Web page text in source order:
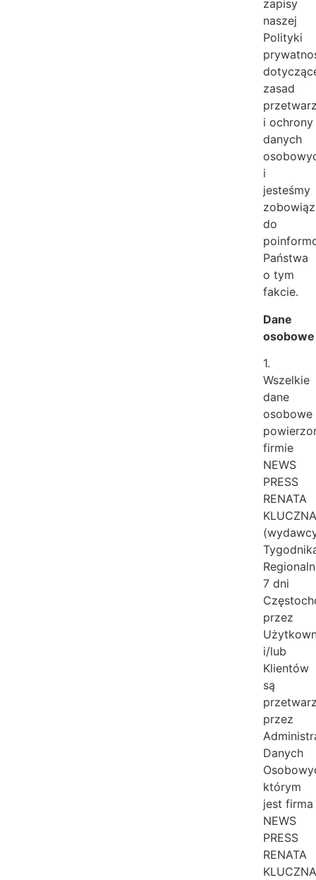
zapisy
naszej
Polityki
zasad
i ochrony
danych
i
jesteśmy
do
Państwa
o tym
fakcie.
Dane
osobowe
1.
Wszelkie
dane
osobowe
firmie
NEWS
PRESS
RENATA
7 dni
przez
i/lub
Klientów
są
przez
Danych
którym
jest firma
NEWS
PRESS
RENATA